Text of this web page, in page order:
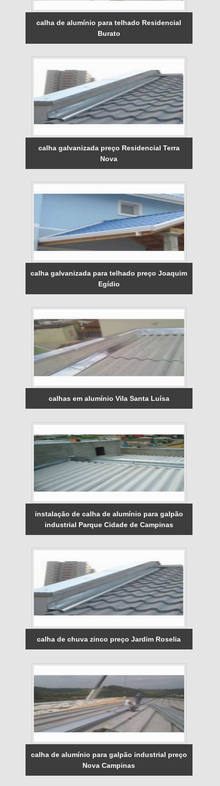
calha de alumínio para telhado Residencial
Burato
calha galvanizada preço Residencial Terra
Nova
calha galvanizada para telhado preço Joaquim
Egídio
calhas em alumínio Vila Santa Luísa
instalação de calha de alumínio para galpão
industrial Parque Cidade de Campinas
calha de chuva zinco preço Jardim Roselia
calha de alumínio para galpão industrial preço
Nova Campinas